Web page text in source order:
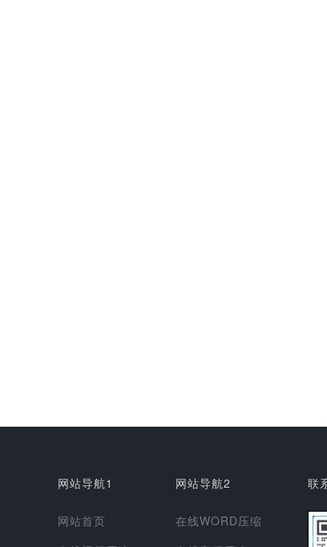
网站导航1
网站首页
网站导航2
在线WORD压缩
联